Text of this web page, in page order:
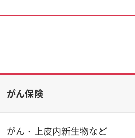
がん保険
がん・上皮内新生物など